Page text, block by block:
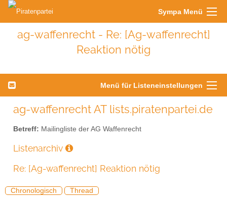
Sympa Menü
ag-waffenrecht - Re: [Ag-waffenrecht]
Reaktion nötig
Menü für Listeneinstellungen
ag-waffenrecht AT lists.piratenpartei.de
Betreff: Mailingliste der AG Waffenrecht
Listenarchiv
Re: [Ag-waffenrecht] Reaktion nötig
Chronologisch Thread